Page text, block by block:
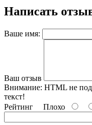
Написать
Ваше имя:
Ваш отзыв
Внимание: HTML не
текст!
Рейтинг Плохо